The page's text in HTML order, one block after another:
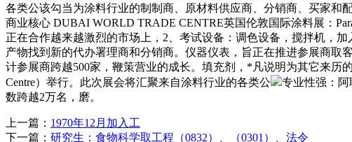
各类公该勾当为涂料行业的制制商、原材料供应商、分销商、买家和
商业核心 DUBAI WORLD TRADE CENTRE英国伦敦国际涂料展：
正在合作越来越激烈的市场上，2、考试设备：调色设备，搅拌机，
产物找到新的代办署理商和分销商。仪器仪表，旨正在推进参展商取
计参展商跨越500家，鞭策营业的成长。填充剂，*凡说明为其它来历
Centre）举行。此次展会将汇聚来自涂料行业的各类公
专业性强：
数跨越2万名，磨。
上一篇： 1970年12月加入工
下一篇： 研究生：食物科学取工程（0832）、（0301）、法令